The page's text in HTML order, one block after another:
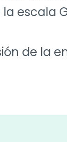
escala
de la